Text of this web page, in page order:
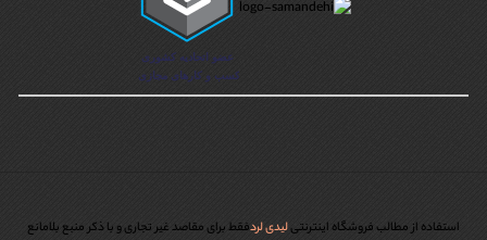
استفاده از مطالب فروشگاه اینترنتیلیدی لردفقط برای مقاصد غیر تجاری و با ذکر منبع بلامانع